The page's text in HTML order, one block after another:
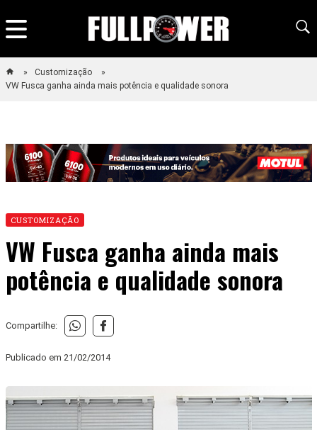
Customização
VW Fusca ganha ainda mais potência e qualidade sonora
CUSTOMIZAÇÃO
VW Fusca ganha ainda mais
potência e qualidade sonora
Compartilhe:
Publicado em 21/02/2014